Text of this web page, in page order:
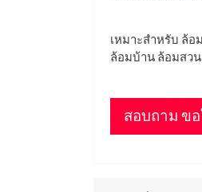
เหมาะสำหรับ ล้
ล้อมบ้าน ล้อมสว
สอบถาม ข